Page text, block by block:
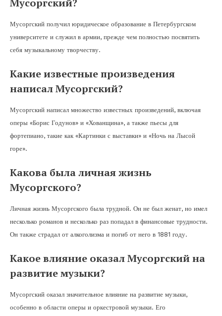
Мусоргский?
Мусоргский получил юридическое образование в Петербургском
университете и служил в армии, прежде чем полностью посвятить
себя музыкальному творчеству.
Какие известные произведения
написал Мусоргский?
Мусоргский написал множество известных произведений, включая
оперы «Борис Годунов» и «Хованщина», а также пьесы для
фортепиано, такие как «Картинки с выставки» и «Ночь на Лысой
горе».
Какова была личная жизнь
Мусоргского?
Личная жизнь Мусоргского была трудной. Он не был женат, но имел
несколько романов и несколько раз попадал в финансовые трудности.
Он также страдал от алкоголизма и погиб от него в 1881 году.
Какое влияние оказал Мусоргский на
развитие музыки?
Мусоргский оказал значительное влияние на развитие музыки,
особенно в области оперы и оркестровой музыки. Его